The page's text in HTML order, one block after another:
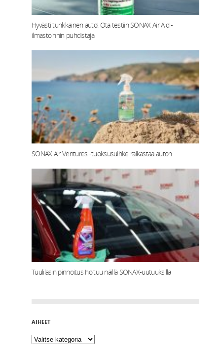
Hyvästi tunkkainen auto! Ota testiin SONAX Air Aid -
ilmastoinnin puhdistaja
SONAX Air Ventures -tuoksusuihke raikastaa auton
Tuulilasin pinnoitus hoituu näillä SONAX-uutuuksilla
AIHEET